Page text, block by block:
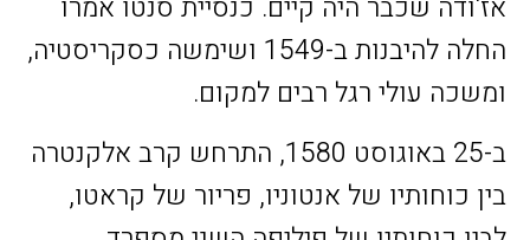
אז'ודה שכבר היה קיים. כנסיית סנטו אמרו
החלה להיבנות ב-1549 ושימשה כסקריסטיה,
ומשכה עולי רגל רבים למקום.
ב-25 באוגוסט 1580, התרחש קרב אלקנטרה
בין כוחותיו של אנטוניו, פריור של קראטו,